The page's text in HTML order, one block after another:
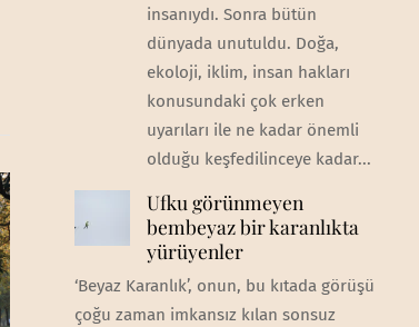
insanıydı. Sonra bütün
dünyada unutuldu. Doğa,
ekoloji, iklim, insan hakları
konusundaki çok erken
uyarıları ile ne kadar önemli
olduğu keşfedilinceye kadar...
Ufku görünmeyen
bembeyaz bir karanlıkta
yürüyenler
‘Beyaz Karanlık’, onun, bu kıtada görüşü
çoğu zaman imkansız kılan sonsuz